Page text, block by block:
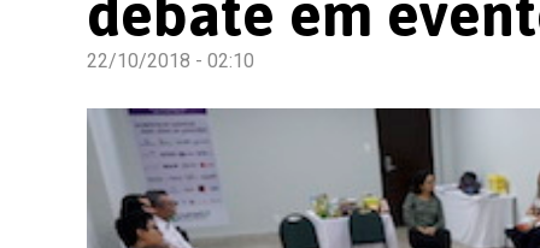
debate em
22/10/2018 - 02:10